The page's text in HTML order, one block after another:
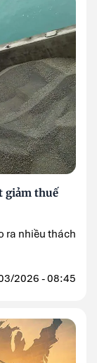
giảm thuế
ra nhiều thách
2026 - 08:45